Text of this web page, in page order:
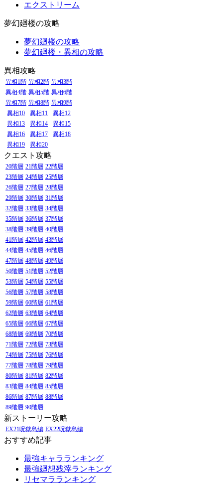
エクストリーム
夢幻廻楼の攻略
夢幻廻楼の攻略
夢幻廻楼・異相の攻略
異相攻略
異相1階 異相2階 異相3階
異相4階 異相5階 異相6階
異相7階 異相8階 異相9階
異相10
異相11
異相12
異相13
異相14
異相15
異相16
異相17
異相18
異相19
異相20
クエスト攻略
20階層 21階層 22階層
23階層 24階層 25階層
26階層 27階層 28階層
29階層 30階層 31階層
32階層 33階層 34階層
35階層 36階層 37階層
38階層 39階層 40階層
41階層 42階層 43階層
44階層 45階層 46階層
47階層 48階層 49階層
50階層 51階層 52階層
53階層 54階層 55階層
56階層 57階層 58階層
59階層 60階層 61階層
62階層 63階層 64階層
65階層 66階層 67階層
68階層 69階層 70階層
71階層 72階層 73階層
74階層 75階層 76階層
77階層 78階層 79階層
80階層 81階層 82階層
83階層 84階層 85階層
86階層 87階層 88階層
89階層 90階層
新ストーリー攻略
EX21呪獄島編 EX22呪獄島編
おすすめ記事
最強キャラランキング
最強廻想残滓ランキング
リセマラランキング